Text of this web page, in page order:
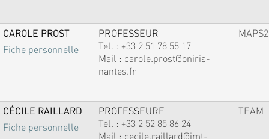
CAROLE PROST
Fiche personnelle
PROFESSEUR
Tel. : +33 2 51 78 55 17
Mail : carole.prost@oniris-
nantes.fr
MAPS2
CÉCILE RAILLARD
Fiche personnelle
PROFESSEURE
Tel. : +33 2 52 85 86 24
Mail : cecile.raillard@imt-
TEAM